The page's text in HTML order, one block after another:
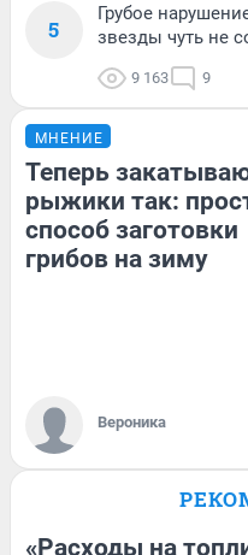
5
Грубое
звезды чуть не
9 163 9
МНЕНИЕ
Теперь
рыжики так:
способ заготовки
грибов на зиму
Вероника
«Расходы на